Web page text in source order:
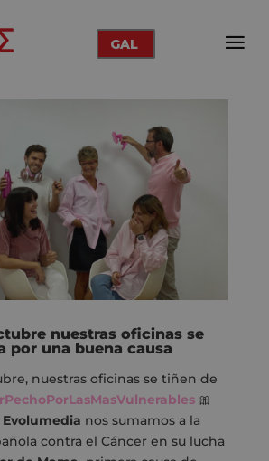
GAL
nuestras oficinas se
por una buena causa
nuestras oficinas se tiñen de
🎀
nos sumamos a la
contra el Cáncer en su lucha